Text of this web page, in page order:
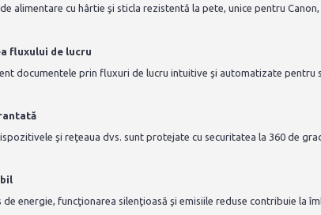
alimentare cu hârtie şi sticla rezistentă la pete, unice pentru
fluxului de lucru
documentele prin fluxuri de lucru intuitive şi automatizate pentru
şi reţeaua dvs. sunt protejate cu securitatea la 360 de
de energie, funcţionarea silenţioasă şi emisiile reduse contribuie la